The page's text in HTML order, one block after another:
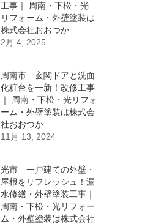
工事｜ 周南・下松・光
リフォーム・外壁塗装は
株式会社おおつか
2月 4, 2025
周南市 玄関ドアと洗面
化粧台を一新！改修工事
｜ 周南・下松・光リフォ
ーム・外壁塗装は株式会
社おおつか
11月 13, 2024
光市 一戸建ての外壁・
屋根をリフレッシュ！漏
水修繕・外壁塗装工事｜
周南・下松・光リフォー
ム・外壁塗装は株式会社